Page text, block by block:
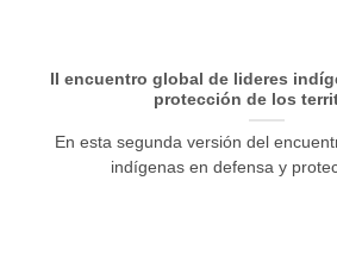
II encuentro global de lideres
protección de los
En esta segunda versión del
indígenas en defensa y